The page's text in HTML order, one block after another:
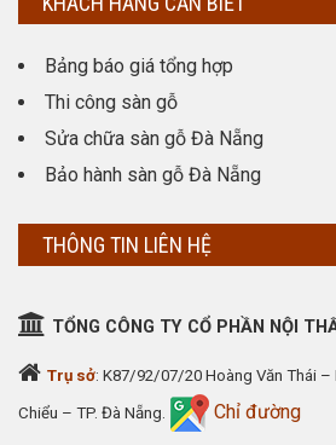
Bảng báo giá tổng hợp
Thi công sàn gỗ
Sửa chữa sàn gỗ Đà Nẵng
Bảo hành sàn gỗ Đà Nẵng
THÔNG TIN LIÊN HỆ
TỔNG CÔNG TY CỔ PHẦN NỘI
Trụ sở: K87/92/07/20 Hoàng Văn Thái –
Chiểu – TP. Đà Nẵng. Chỉ đường